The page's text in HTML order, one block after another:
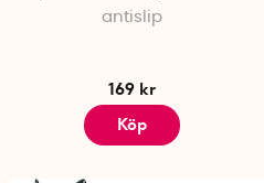
antislip
169 kr
Köp